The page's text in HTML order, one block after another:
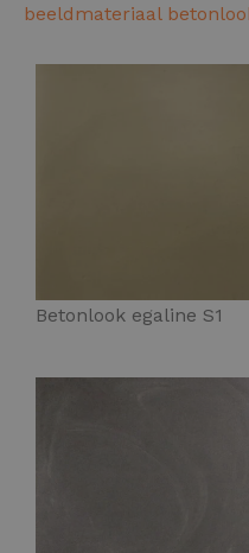
beeldmateriaal
Betonlook egaline S1